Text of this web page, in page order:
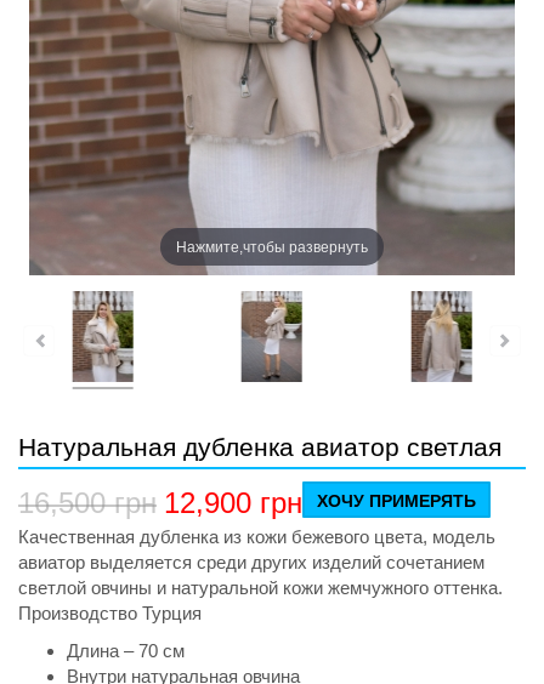
Нажмите,чтобы развернуть
Натуральная дубленка авиатор светлая
16,500грн 12,900 грн ХОЧУ ПРИМЕРЯТЬ
Качественная дубленка из кожи бежевого цвета, модель
авиатор выделяется среди других изделий сочетанием
светлой овчины и натуральной кожи жемчужного оттенка.
Производство Турция
Длина – 70 см
Внутри натуральная овчина